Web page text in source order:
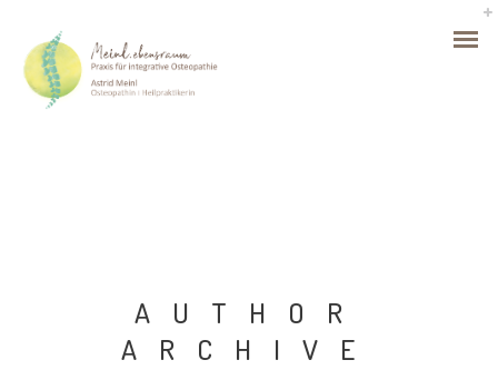
AUTHOR
ARCHIVE